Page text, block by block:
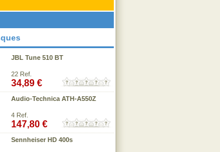
JBL Tune 510 BT
22 Ref.
34,89 €
Audio-Technica ATH-A550Z
4 Ref.
147,80 €
Sennheiser HD 400s